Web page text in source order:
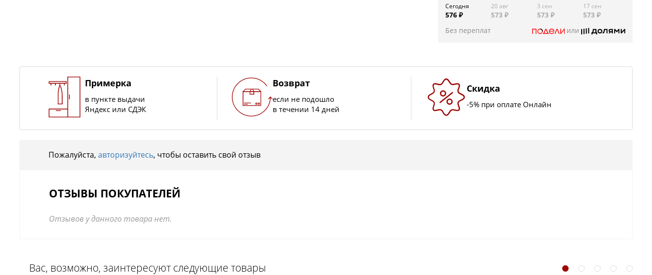
Сегодня
576 ₽
20 авг
573 ₽
3 сен
573 ₽
17 сен
573 ₽
Без переплат
или
Примерка
в пункте выдачи
Яндекс или СДЭК
Возврат
если не подошло
в течении 14 дней
Скидка
-5% при оплате Онлайн
Пожалуйста, авторизуйтесь, чтобы оставить свой отзыв
ОТЗЫВЫ ПОКУПАТЕЛЕЙ
Отзывов у данного товара нет.
Вас, возможно, заинтересуют следующие товары